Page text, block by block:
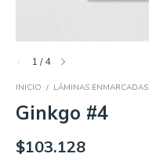
1 /4
INICIO / LÁMINAS ENMARCADAS
Ginkgo #4
$103.128